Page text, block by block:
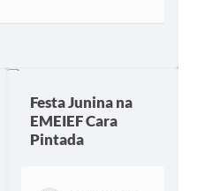
Festa Junina na
EMEIEF Cara
Pintada